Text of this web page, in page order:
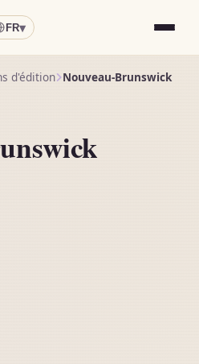
FR▾
d'édition Nouveau-Brunswick